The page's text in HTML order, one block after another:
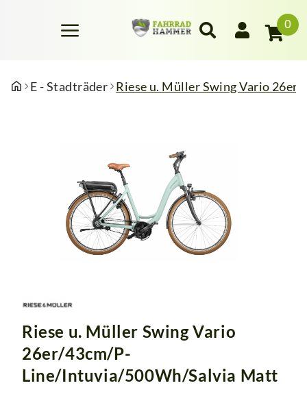
0
E - Stadträder Riese u. Müller Swing Vario
Riese u. Müller Swing Vario
26er/43cm/P-
Line/Intuvia/500Wh/Salvia Matt